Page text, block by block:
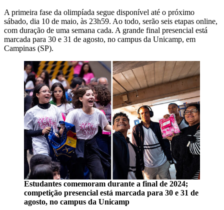
A primeira fase da olimpíada segue disponível até o próximo
sábado, dia 10 de maio, às 23h59. Ao todo, serão seis etapas online,
com duração de uma semana cada. A grande final presencial está
marcada para 30 e 31 de agosto, no campus da Unicamp, em
Campinas (SP).
Estudantes comemoram durante a final de 2024;
competição presencial está marcada para 30 e 31 de
agosto, no campus da Unicamp